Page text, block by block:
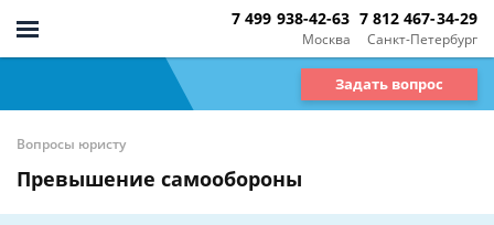
Москва
7 499 938-42-63
Санкт-Петербург
7 812 467-34-29
Задать вопрос
Вопросы юристу
Превышение самообороны